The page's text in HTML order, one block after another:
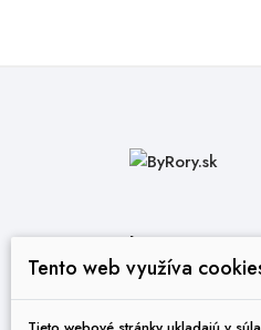
by rory s. r. o.
Mandľová 85/75
851 10
Jarovce
Tento web využíva